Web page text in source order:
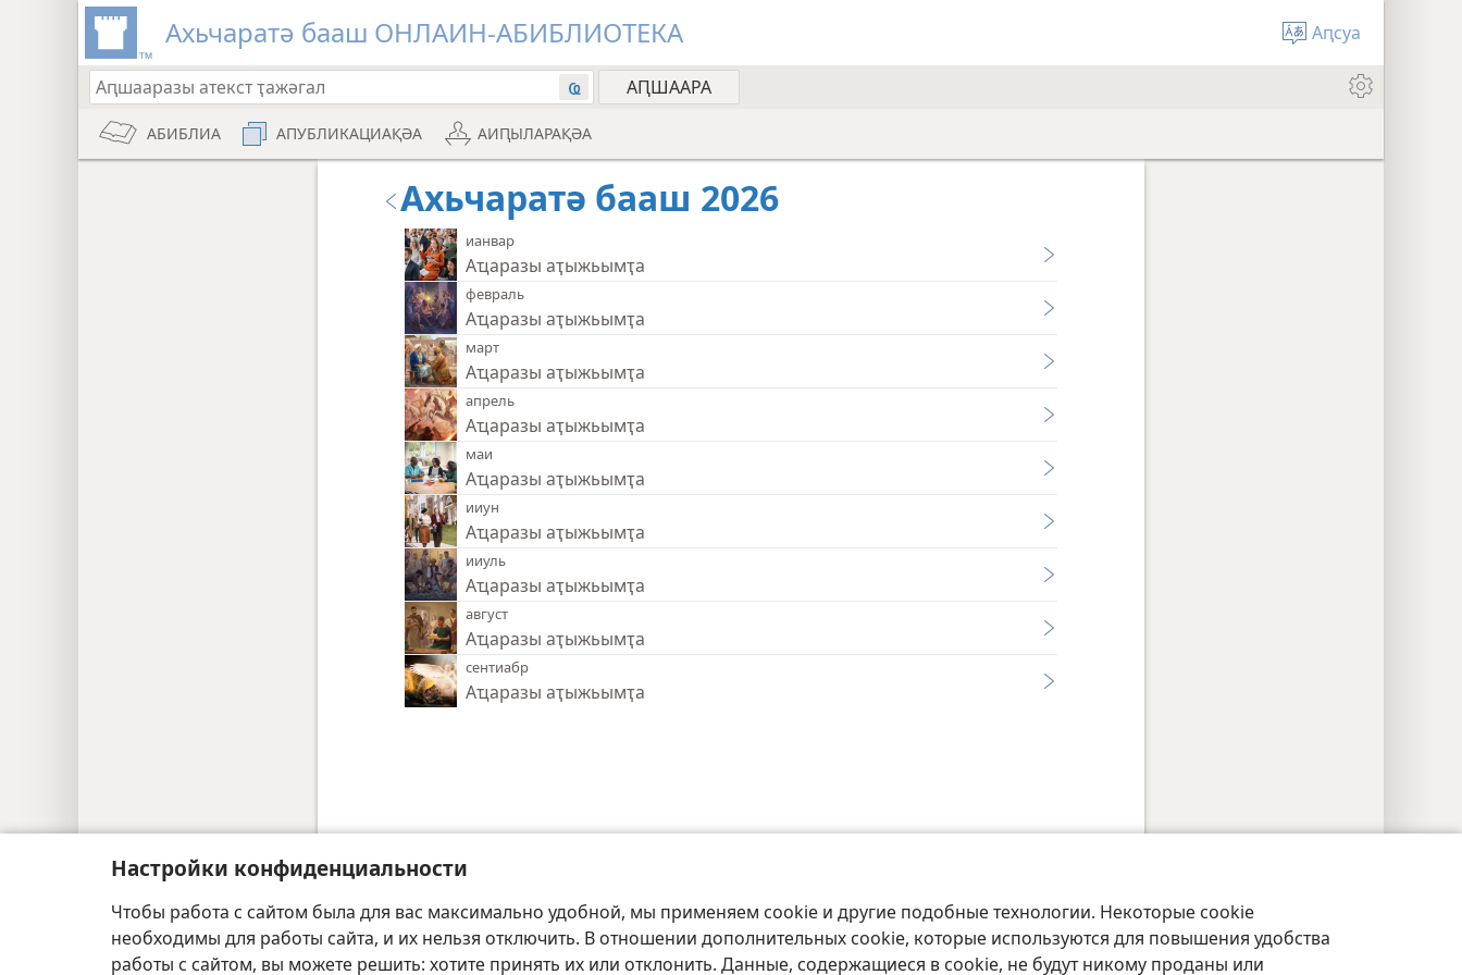
Настройки конфиденциальности
Чтобы работа с сайтом была для вас максимально удобной, мы применяем cookie и другие подобные технологии. Некоторые cookie
необходимы для работы сайта, и их нельзя отключить. В отношении дополнительных cookie, которые используются для повышения удобства
работы с сайтом, вы можете решить: хотите принять их или отклонить. Данные, содержащиеся в cookie, не будут никому проданы или
Ахьчаратә бааш ОНЛАИН-АБИБЛИОТЕКА Аԥсуа
ҩ
АБИБЛИА АПУБЛИКАЦИАҚӘА АИԤЫЛАРАҚӘА
Ахьчаратә бааш 2026
ианвар
Аҵаразы аҭыжьымҭа
февраль
Аҵаразы аҭыжьымҭа
март
Аҵаразы аҭыжьымҭа
апрель
Аҵаразы аҭыжьымҭа
маи
Аҵаразы аҭыжьымҭа
ииун
Аҵаразы аҭыжьымҭа
ииуль
Аҵаразы аҭыжьымҭа
август
Аҵаразы аҭыжьымҭа
сентиабр
Аҵаразы аҭыжьымҭа